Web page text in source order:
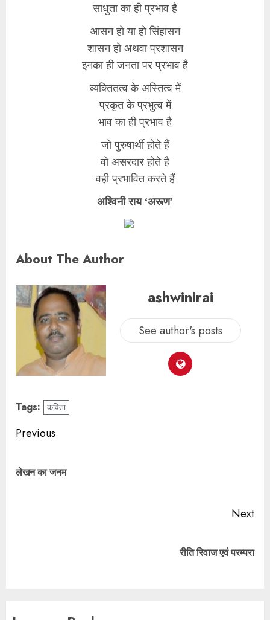
साधुता का ही प्रभाव है
आसन हो या हो सिंहासन
शासन हो अथवा प्रशासन
इनका ही जनता पर प्रभाव है
व्यक्तितत्व के अस्तित्व में
प्रकृत के प्रभुत्व में
भाव का ही प्रभाव है
जो पुरुषार्थी होते हैं
वो असरदार होते है
वही प्रभावित करते हैं
अश्विनी राय ‘अरूण’
About The Author
ashwinirai
See author's posts
Tags: कविता
Previous
लेखन का जनम
Next
रीति रिवाज एवं परम्परा